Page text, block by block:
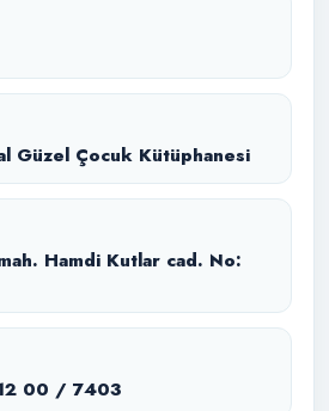
Güzel Çocuk Kütüphanesi
Hamdi Kutlar cad. No:
00 / 7403